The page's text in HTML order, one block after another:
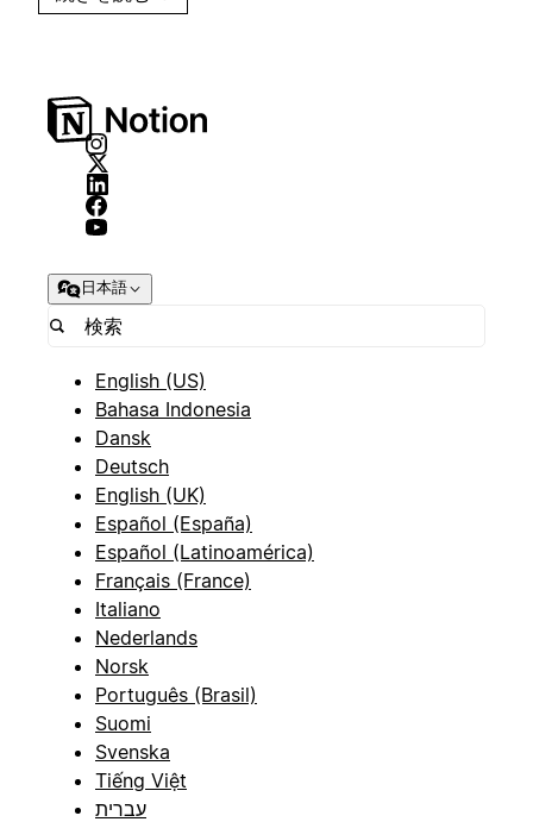
日本語
English (US)
Bahasa Indonesia
Dansk
Deutsch
English (UK)
Español (España)
Español (Latinoamérica)
Français (France)
Italiano
Nederlands
Norsk
Português (Brasil)
Suomi
Svenska
Tiếng Việt
עברית